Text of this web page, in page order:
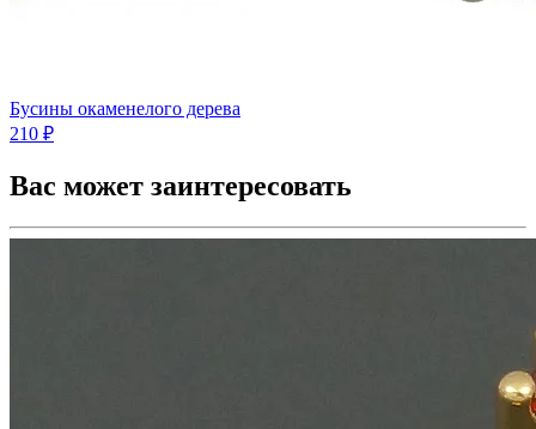
Бусины окаменелого дерева
210 ₽
Вас может заинтересовать